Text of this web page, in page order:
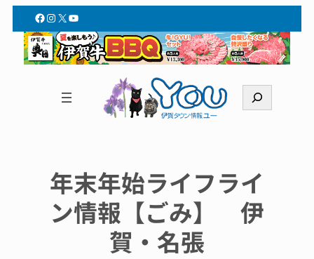
Facebook
Instagram
X YouTube
索
年末年始ライフライ
ン情報【ごみ】 伊
賀・名張